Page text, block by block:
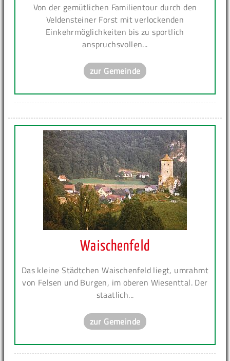
Von der gemütlichen Familientour durch den
Veldensteiner Forst mit verlockenden
Einkehrmöglichkeiten bis zu sportlich
anspruchsvollen...
zur Gemeinde
Waischenfeld
Das kleine Städtchen Waischenfeld liegt, umrahmt
von Felsen und Burgen, im oberen Wiesenttal. Der
staatlich...
zur Gemeinde